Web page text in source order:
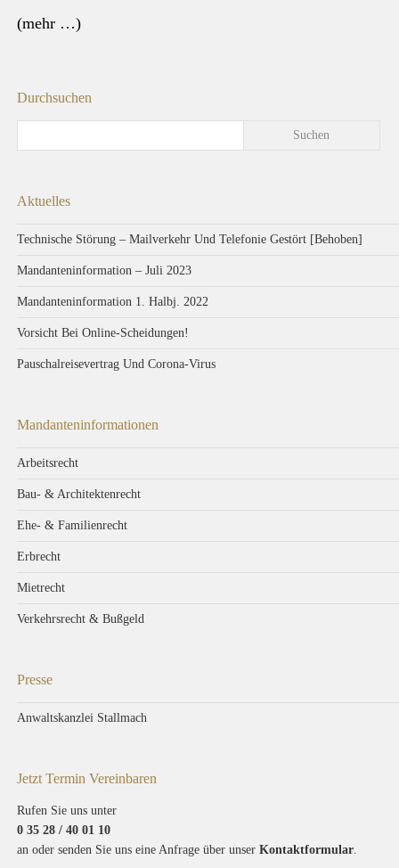
(mehr …)
Durchsuchen
Aktuelles
Technische Störung – Mailverkehr Und Telefonie Gestört [Behoben]
Mandanteninformation – Juli 2023
Mandanteninformation 1. Halbj. 2022
Vorsicht Bei Online-Scheidungen!
Pauschalreisevertrag Und Corona-Virus
Mandanteninformationen
Arbeitsrecht
Bau- & Architektenrecht
Ehe- & Familienrecht
Erbrecht
Mietrecht
Verkehrsrecht & Bußgeld
Presse
Anwaltskanzlei Stallmach
Jetzt Termin Vereinbaren
Rufen Sie uns unter
0 35 28 / 40 01 10
an oder senden Sie uns eine Anfrage über unserKontaktformular.